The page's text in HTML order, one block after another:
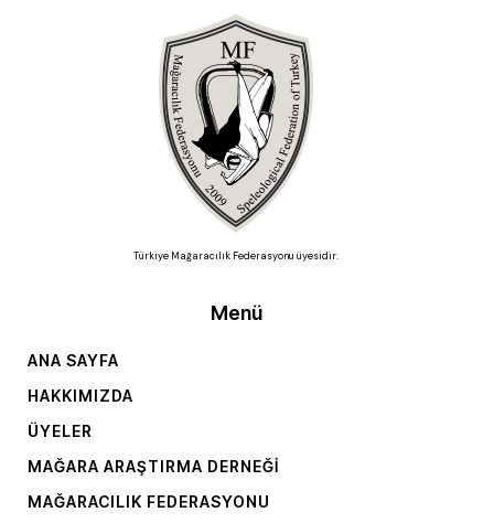
Türkiye Mağaracılık Federasyonu üyesidir.
Menü
ANA SAYFA
HAKKIMIZDA
ÜYELER
MAĞARA ARAŞTIRMA DERNEĞI
MAĞARACILIK FEDERASYONU